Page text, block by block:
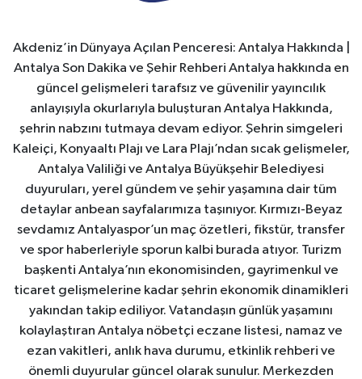
Akdeniz’in Dünyaya Açılan Penceresi: Antalya Hakkında |
Antalya Son Dakika ve Şehir Rehberi Antalya hakkında en
güncel gelişmeleri tarafsız ve güvenilir yayıncılık
anlayışıyla okurlarıyla buluşturan Antalya Hakkında,
şehrin nabzını tutmaya devam ediyor. Şehrin simgeleri
Kaleiçi, Konyaaltı Plajı ve Lara Plajı’ndan sıcak gelişmeler,
Antalya Valiliği ve Antalya Büyükşehir Belediyesi
duyuruları, yerel gündem ve şehir yaşamına dair tüm
detaylar anbean sayfalarımıza taşınıyor. Kırmızı-Beyaz
sevdamız Antalyaspor’un maç özetleri, fikstür, transfer
ve spor haberleriyle sporun kalbi burada atıyor. Turizm
başkenti Antalya’nın ekonomisinden, gayrimenkul ve
ticaret gelişmelerine kadar şehrin ekonomik dinamikleri
yakından takip ediliyor. Vatandaşın günlük yaşamını
kolaylaştıran Antalya nöbetçi eczane listesi, namaz ve
ezan vakitleri, anlık hava durumu, etkinlik rehberi ve
önemli duyurular güncel olarak sunulur. Merkezden